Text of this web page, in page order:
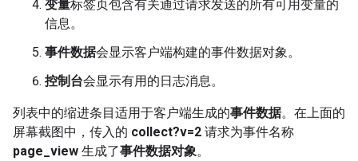
变量标签页包含有关通过请求发送的所有可用变量的
信息。
事件数据会显示客户端构建的事件数据对象。
控制台会显示有用的日志消息。
列表中的缩进条目适用于客户端生成的事件数据。在上面的
屏幕截图中，传入的 collect?v=2 请求为事件名称
page_view 生成了事件数据对象。